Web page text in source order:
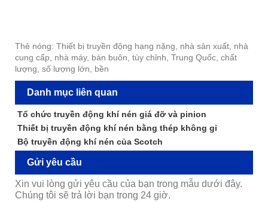
Thẻ nóng: Thiết bị truyền động hạng nặng, nhà sản xuất, nhà
cung cấp, nhà máy, bán buôn, tùy chỉnh, Trung Quốc, chất
lượng, số lượng lớn, bền
Danh mục liên quan
Tổ chức truyền động khí nén giá đỡ và pinion
Thiết bị truyền động khí nén bằng thép không gỉ
Bộ truyền động khí nén của Scotch
Gửi yêu cầu
Xin vui lòng gửi yêu cầu của bạn trong mẫu dưới đây.
Chúng tôi sẽ trả lời bạn trong 24 giờ.